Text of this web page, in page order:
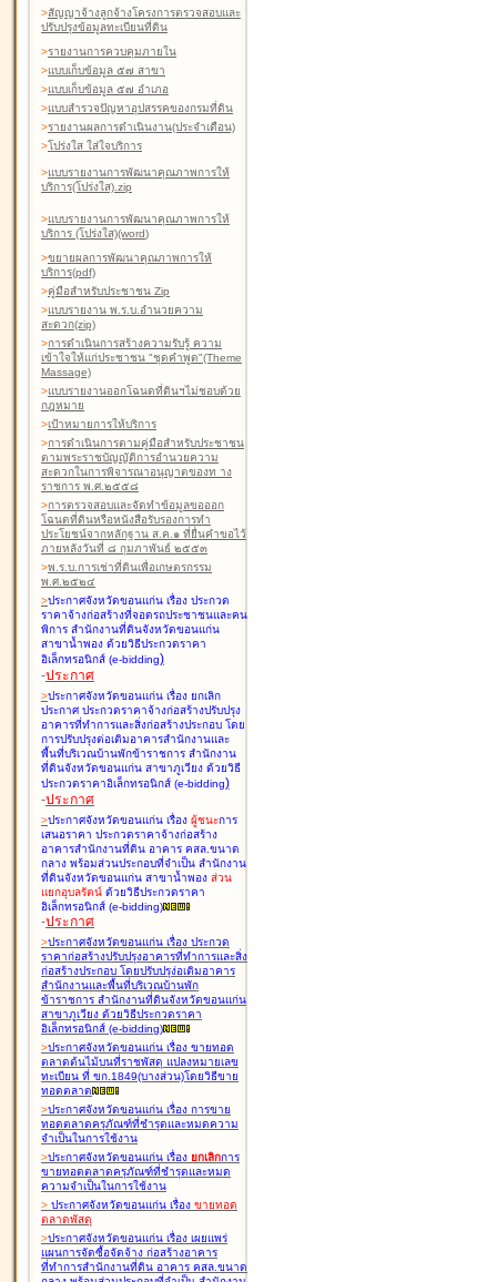
>สัญญาจ้างลูกจ้างโครงการตรวจสอบและ
ปรับปรุงข้อมูลทะเบียนที่ดิน
>รายงานการควบคุมภายใน
>แบบเก็บข้อมูล ๕๗ สาขา
>แบบเก็บข้อมูล ๕๗ อำเภอ
>แบบสำรวจปัญหาอุปสรรคของกรมที่ดิน
>รายงานผลการดำเนินงาน(ประจำเดือน)
>โปร่งใส ใส่ใจบริการ
>แบบรายงานการพัฒนาคุณภาพการให้
บริการ(โปร่งใส).zip
>แบบรายงานการพัฒนาคุณภาพการให้
บริการ (โปร่งใส)(word)
>ขยายผลการพัฒนาคุณภาพการให้
บริการ(pdf)
>คู่มือสำหรับประชาชน Zip
>แบบรายงาน พ.ร.บ.อำนวยความ
สะดวก(zip)
>การดำเนินการสร้างความรับรู้ ความ
เข้าใจให้แก่ประชาชน "ชุดคำพูด"(Theme
Massage)
>แบบรายงานออกโฉนดที่ดินฯไม่ชอบด้วย
กฎหมาย
>เป้าหมายการให้บริการ
>การดำเนินการตามคู่มือสำหรับประชาชน
ตามพระราชบัญญัติการอำนวยความ
สะดวกในการพิจารณาอนุญาตของท าง
ราชการ พ.ศ.๒๕๕๘
>การตรวจสอบและจัดทำข้อมูลขอออก
โฉนดที่ดินหรือหนังสือรับรองการทำ
ประโยชน์จากหลักฐาน ส.ค.๑ ที่ยื่นคำขอไว้
ภายหลังวันที่ ๘ กุมภาพันธ์ ๒๕๕๓
>พ.ร.บ.การเช่าที่ดินเพื่อเกษตรกรรม
พ.ศ.๒๕๒๔
>ประกาศจังหวัดขอนแก่น เรื่อง ประกวด
ราคาจ้างก่อสร้างที่จอดรถประชาชนและคน
พิการ สำนักงานที่ดินจังหวัดขอนแก่น
สาขาน้ำพอง ด้วยวิธีประกวดราคา
อิเล็กทรอนิกส์ (e-bidding)
-ประกาศ
>ประกาศจังหวัดขอนแก่น เรื่อง ยกเลิก
ประกาศ ประกวดราคาจ้างก่อสร้างปรับปรุง
อาคารที่ทำการและสิ่งก่อสร้างประกอบ โดย
การปรับปรุงต่อเติมอาคารสำนักงานและ
พื้นที่บริเวณบ้านพักข้าราชการ สำนักงาน
ที่ดินจังหวัดขอนแก่น สาขาภูเวียง ด้วยวิธี
ประกวดราคาอิเล็กทรอนิกส์ (e-bidding)
-ประกาศ
>ประกาศจังหวัดขอนแก่น เรื่อง ผู้ชนะการ
เสนอราคา ประกวดราคาจ้างก่อสร้าง
อาคารสำนักงานที่ดิน อาคาร คสล.ขนาด
กลาง พร้อมส่วนประกอบที่จำเป็น สำนักงาน
ที่ดินจังหวัดขอนแก่น สาขาน้ำพอง ส่วน
แยกอุบลรัตน์ ด้วยวิธีประกวดราคา
อิเล็กทรอนิกส์ (e-bidding)
-ประกาศ
>ประกาศจังหวัดขอนแก่น เรื่อง ประกวด
ราคาก่อสร้างปรับปรุงอาคารที่ทำการและสิ่ง
ก่อสร้างประกอบ โดยปรับปรุง่อเติมอาคาร
สำนักงานและพื้นที่บริเวณบ้านพัก
ข้าราชการ สำนักงานที่ดินจังหวัดขอนแก่น
สาขาภูเวียง ด้วยวิธีประกวดราคา
อิเล็กทรอนิกส์ (e-bidding)
>ประกาศจังหวัดขอนแก่น เรื่อง ขายทอด
ตลาดต้นไม้บนที่ราชพัสดุ แปลงหมายเลข
ทะเบียน ที่ ขก.1849(บางส่วน)โดยวิธีขาย
ทอดตลาด
>ประกาศจังหวัดขอนแก่น เรื่อง การขาย
ทอดตลาดครุภัณฑ์ที่ชำรุดและหมดความ
จำเป็นในการใช้งาน
>ประกาศจังหวัดขอนแก่น เรื่อง ยกเลิกการ
ขายทอดตลาดครุภัณฑ์ที่ชำรุดและหมด
ความจำเป็นในการใช้งาน
> ประกาศจังหวัดขอนแก่น เรื่อง ขายทอด
ตลาดพัสดุ
>ประกาศจังหวัดขอนแก่น เรื่อง เผยแพร่
แผนการจัดซื้อจัดจ้าง ก่อสร้างอาคาร
ที่ทำการสำนักงานที่ดิน อาคาร คสล.ขนาด